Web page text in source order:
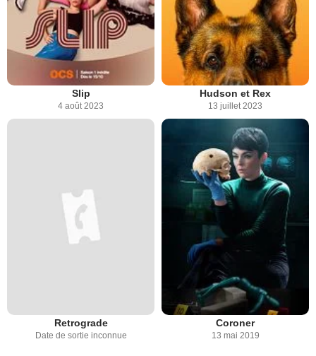
Slip
4 août 2023
Hudson et Rex
13 juillet 2023
Retrograde
Date de sortie inconnue
Coroner
13 mai 2019